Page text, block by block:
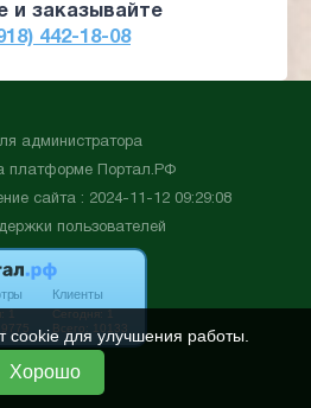
cookie для улучшения работы.
Хорошо
и заказывайте
442-18-08
администратора
платформе
Портал.РФ
сайта : 2024-11-12 09:29:08
пользователей